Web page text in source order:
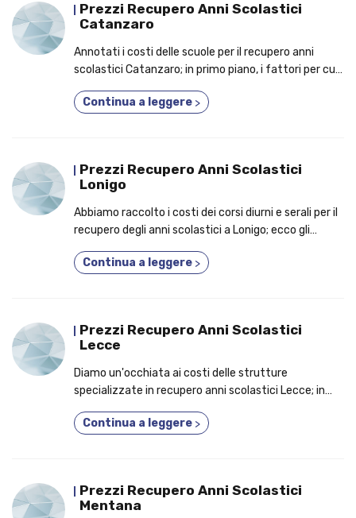
Prezzi Recupero Anni Scolastici
Catanzaro
Annotati i costi delle scuole per il recupero anni
scolastici Catanzaro; in primo piano, i fattori per cui
Continua a leggere >
Prezzi Recupero Anni Scolastici
Lonigo
Abbiamo raccolto i costi dei corsi diurni e serali per il
recupero degli anni scolastici a Lonigo; ecco gli
1! Continua a leggere >
Prezzi Recupero Anni Scolastici
Lecce
Diamo un'occhiata ai costi delle strutture
specializzate in recupero anni scolastici Lecce; in
frequentare un corso diurno o serale!
Continua a leggere >
Prezzi Recupero Anni Scolastici
Mentana